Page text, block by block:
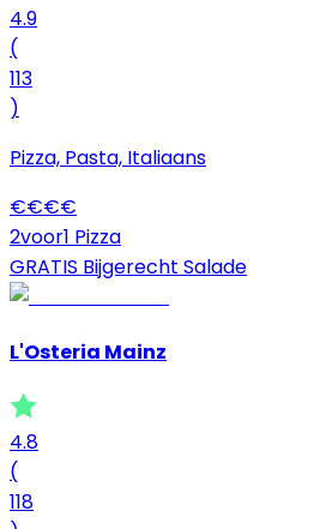
4.9
(
113
)
Pizza, Pasta, Italiaans
€€€€
2voor1 Pizza
GRATIS Bijgerecht Salade
L'Osteria Mainz
4.8
(
118